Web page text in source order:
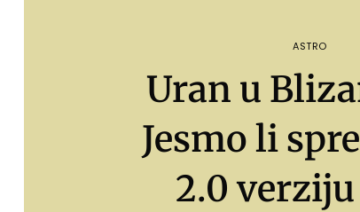
ASTRO
Uran u
Jesmo li
2.0